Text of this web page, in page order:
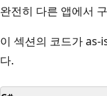
완전히 다른 앱에서
이 섹션의 코드가 as-
다.